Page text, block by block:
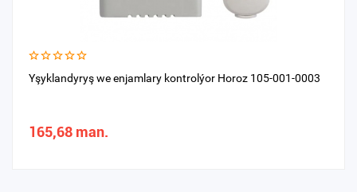
Yşyklandyryş we enjamlary kontrolýor Horoz 105-001-0003
165,68 man.